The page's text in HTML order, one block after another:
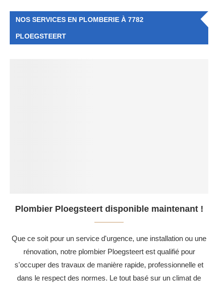
NOS SERVICES EN PLOMBERIE À 7782
PLOEGSTEERT
Plombier Ploegsteert disponible maintenant !
Que ce soit pour un service d'urgence, une installation ou une
rénovation, notre plombier Ploegsteert est qualifié pour
s'occuper des travaux de manière rapide, professionnelle et
dans le respect des normes. Le tout basé sur un climat de